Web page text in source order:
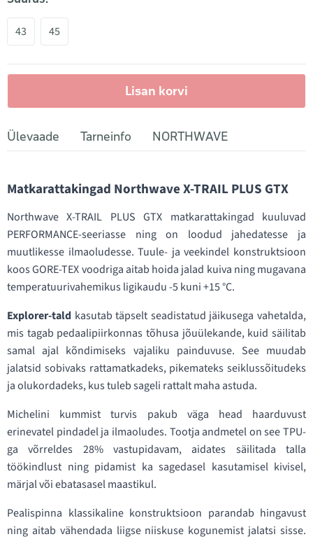
43 45
Lisan korvi
Ülevaade Tarneinfo NORTHWAVE
Matkarattakingad Northwave X-TRAIL PLUS GTX
Northwave X-TRAIL PLUS GTX matkarattakingad kuuluvad
PERFORMANCE-seeriasse ning on loodud jahedatesse ja
muutlikesse ilmaoludesse. Tuule- ja veekindel konstruktsioon
koos GORE-TEX voodriga aitab hoida jalad kuiva ning mugavana
temperatuurivahemikus ligikaudu -5 kuni +15 °C.
Explorer-tald kasutab täpselt seadistatud jäikusega vahetalda,
mis tagab pedaalipiirkonnas tõhusa jõuülekande, kuid säilitab
samal ajal kõndimiseks vajaliku painduvuse. See muudab
jalatsid sobivaks rattamatkadeks, pikemateks seiklussõitudeks
ja olukordadeks, kus tuleb sageli rattalt maha astuda.
Michelini kummist turvis pakub väga head haarduvust
erinevatel pindadel ja ilmaoludes. Tootja andmetel on see TPU-
ga võrreldes 28% vastupidavam, aidates säilitada talla
töökindlust ning pidamist ka sagedasel kasutamisel kivisel,
märjal või ebatasasel maastikul.
Pealispinna klassikaline konstruktsioon parandab hingavust
ning aitab vähendada liigse niiskuse kogunemist jalatsi sisse.